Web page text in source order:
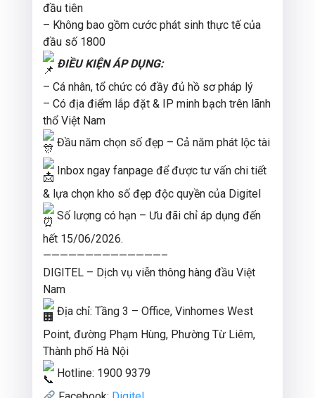
đầu tiên
– Không bao gồm cước phát sinh thực tế của
đầu số 1800
ĐIỀU KIỆN ÁP DỤNG:
– Cá nhân, tổ chức có đầy đủ hồ sơ pháp lý
– Có địa điểm lắp đặt & IP minh bạch trên lãnh
thổ Việt Nam
Đầu năm chọn số đẹp – Cả năm phát lộc tài
Inbox ngay fanpage để được tư vấn chi tiết
& lựa chọn kho số đẹp độc quyền của Digitel
Số lượng có hạn – Ưu đãi chỉ áp dụng đến
hết 15/06/2026.
——————————————–
DIGITEL – Dịch vụ viễn thông hàng đầu Việt
Nam
Địa chỉ: Tầng 3 – Office, Vinhomes West
Point, đường Phạm Hùng, Phường Từ Liêm,
Thành phố Hà Nội
Hotline: 1900 9379